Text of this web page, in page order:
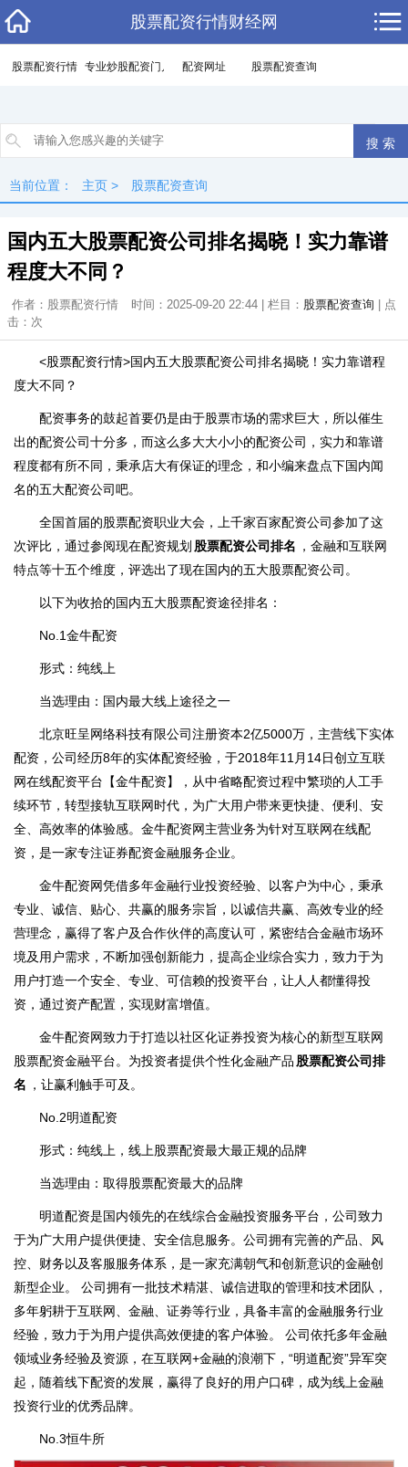
股票配资行情财经网
股票配资行情 专业炒股配资门户 配资网址 股票配资查询
当前位置： 主页 > 股票配资查询
国内五大股票配资公司排名揭晓！实力靠谱
程度大不同？
作者：股票配资行情 时间：2025-09-20 22:44 | 栏目： 股票配资查询 | 点
击： 次
<股票配资行情>国内五大股票配资公司排名揭晓！实力靠谱程
度大不同？
配资事务的鼓起首要仍是由于股票市场的需求巨大，所以催生
出的配资公司十分多，而这么多大大小小的配资公司，实力和靠谱
程度都有所不同，秉承店大有保证的理念，和小编来盘点下国内闻
名的五大配资公司吧。
全国首届的股票配资职业大会，上千家百家配资公司参加了这
次评比，通过参阅现在配资规划 股票配资公司排名 ，金融和互联网
特点等十五个维度，评选出了现在国内的五大股票配资公司。
以下为收拾的国内五大股票配资途径排名：
No.1金牛配资
形式：纯线上
当选理由：国内最大线上途径之一
北京旺呈网络科技有限公司注册资本2亿5000万，主营线下实体
配资，公司经历8年的实体配资经验，于2018年11月14日创立互联
网在线配资平台【金牛配资】，从中省略配资过程中繁琐的人工手
续环节，转型接轨互联网时代，为广大用户带来更快捷、便利、安
全、高效率的体验感。金牛配资网主营业务为针对互联网在线配
资，是一家专注证券配资金融服务企业。
金牛配资网凭借多年金融行业投资经验、以客户为中心，秉承
专业、诚信、贴心、共赢的服务宗旨，以诚信共赢、高效专业的经
营理念，赢得了客户及合作伙伴的高度认可，紧密结合金融市场环
境及用户需求，不断加强创新能力，提高企业综合实力，致力于为
用户打造一个安全、专业、可信赖的投资平台，让人人都懂得投
资，通过资产配置，实现财富增值。
金牛配资网致力于打造以社区化证券投资为核心的新型互联网
股票配资金融平台。为投资者提供个性化金融产品 股票配资公司排
名 ，让赢利触手可及。
No.2明道配资
形式：纯线上，线上股票配资最大最正规的品牌
当选理由：取得股票配资最大的品牌
明道配资是国内领先的在线综合金融投资服务平台，公司致力
于为广大用户提供便捷、安全信息服务。公司拥有完善的产品、风
控、财务以及客服服务体系，是一家充满朝气和创新意识的金融创
新型企业。 公司拥有一批技术精湛、诚信进取的管理和技术团队，
多年躬耕于互联网、金融、证劵等行业，具备丰富的金融服务行业
经验，致力于为用户提供高效便捷的客户体验。 公司依托多年金融
领域业务经验及资源，在互联网+金融的浪潮下，“明道配资”异军突
起，随着线下配资的发展，赢得了良好的用户口碑，成为线上金融
投资行业的优秀品牌。
No.3恒牛所